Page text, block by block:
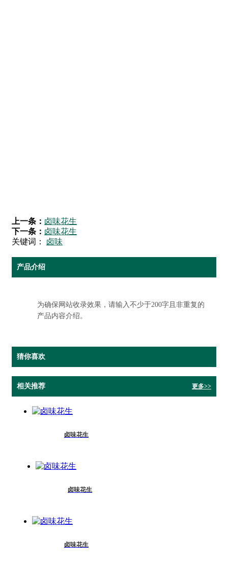
上一条： 卤味花生
下一条： 卤味花生
关键词： 卤味
产品介绍
为确保网站收录效果，请输入不少于200字且非重复的
产品内容介绍。
猜你喜欢
相关推荐 更多>>
卤味花生
卤味花生
卤味花生